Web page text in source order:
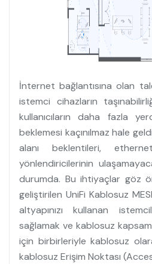
İnternet bağlantısına olan
istemci cihazların
kullanıcıların daha fazla
beklemesi kaçınılmaz hale
alanı beklentileri,
yönlendiricilerinin
durumda. Bu ihtiyaçlar göz
geliştirilen UniFi Kablosuz
altyapınızı kullanan
sağlamak ve kablosuz
için birbirleriyle kablosuz
kablosuz Erişim Noktası